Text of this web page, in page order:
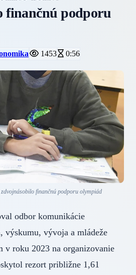
finančnú podporu
1453 0:56
finančnú podporu olympiád
odbor komunikácie
výskumu, vývoja a mládeže
roku 2023 na organizovanie
rezort približne 1,61